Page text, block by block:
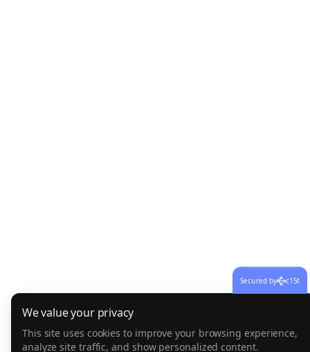
Secured by c15t
We value your privacy
This site uses cookies to improve your browsing experience,
analyze site traffic, and show personalized content.